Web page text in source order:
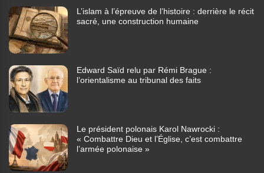
L’islam à l’épreuve de l’histoire : derrière le récit
sacré, une construction humaine
Edward Saïd relu par Rémi Brague :
l’orientalisme au tribunal des faits
Le président polonais Karol Nawrocki :
« Combattre Dieu et l’Église, c’est combattre
l’armée polonaise »